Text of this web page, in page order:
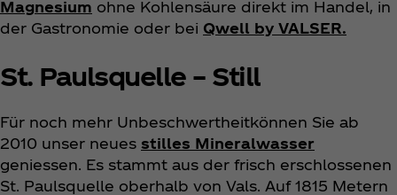
Magnesium ohne Kohlensäure direkt im Handel, in
der Gastronomie oder bei Qwell by VALSER.
St. Paulsquelle – Still
Für noch mehr Unbeschwertheitkönnen Sie ab
2010 unser neues stilles Mineralwasser
geniessen. Es stammt aus der frisch erschlossenen
St. Paulsquelle oberhalb von Vals. Auf 1815 Metern